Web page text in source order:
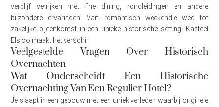
verblijf verrijken met fine dining, rondleidingen en andere
bijzondere ervaringen. Van romantisch weekendje weg tot
zakelijke bijeenkomst in een unieke historische setting, Kasteel
Elsloo maakt het verschil.
Veelgestelde Vragen Over Historisch
Overnachten
Wat Onderscheidt Een Historische
Overnachting Van Een Regulier Hotel?
Je slaapt in een gebouw met een uniek verleden waarbij originele